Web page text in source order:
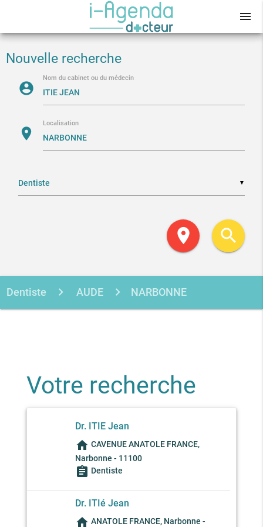
menu
Nouvelle recherche
account_circle
Nom du cabinet ou du médecin
location_on
Localisation
▼
location_on search
Dentiste AUDE NARBONNE
Votre recherche
Dr. ITIE Jean
home CAVENUE ANATOLE FRANCE,
Narbonne - 11100
assignment Dentiste
Dr. ITIé Jean
home ANATOLE FRANCE, Narbonne -